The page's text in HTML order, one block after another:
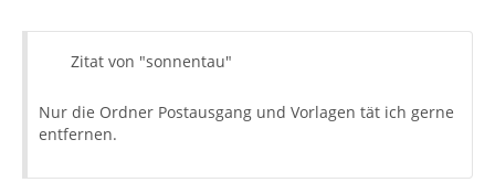
Zitat von "sonnentau"
Nur die Ordner Postausgang und Vorlagen tät ich gerne
entfernen.